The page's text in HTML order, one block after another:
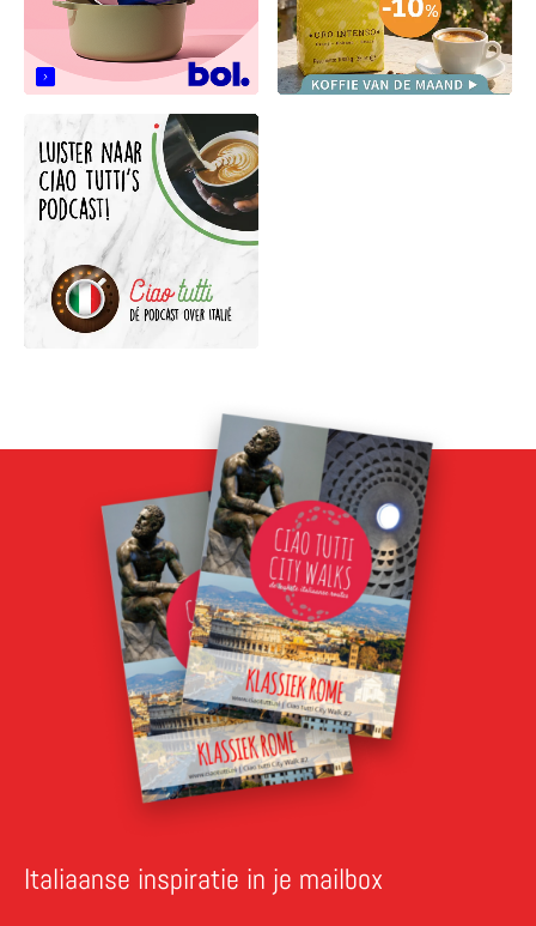
Italiaanse inspiratie in je mailbox